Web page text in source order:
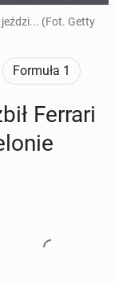
(Fot. Getty
Formuła 1
Ferrari